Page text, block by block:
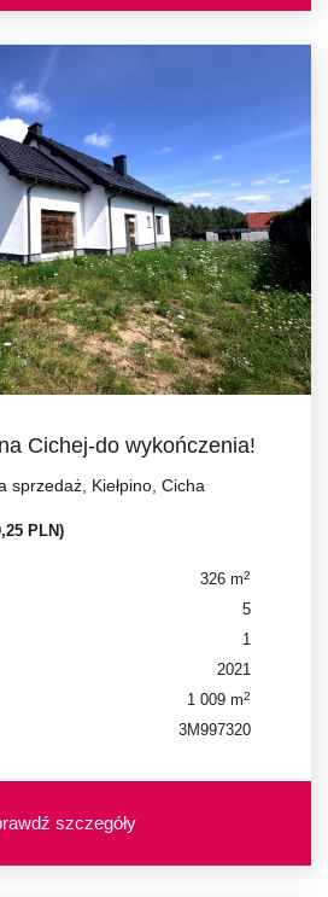
Cichej-do wykończenia!
sprzedaż, Kiełpino, Cicha
PLN)
326 m2
5
1
2021
1 009 m2
3M997320
szczegóły